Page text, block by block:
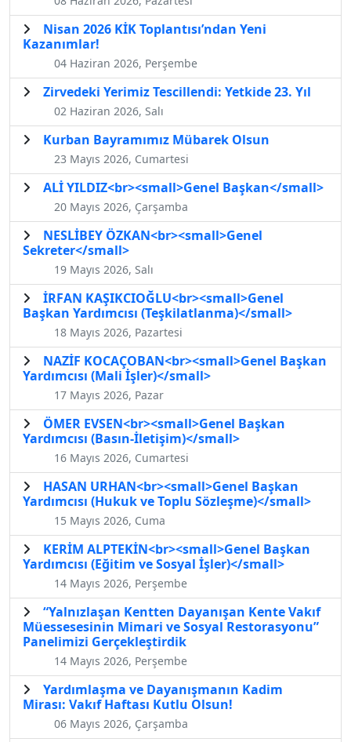
Nisan 2026 KİK Toplantısı’ndan Yeni
Kazanımlar!
04 Haziran 2026, Perşembe
Zirvedeki Yerimiz Tescillendi: Yetkide 23. Yıl
02 Haziran 2026, Salı
Kurban Bayramımız Mübarek Olsun
23 Mayıs 2026, Cumartesi
ALİ YILDIZ<br><small>Genel Başkan</small>
20 Mayıs 2026, Çarşamba
NESLİBEY ÖZKAN<br><small>Genel
Sekreter</small>
19 Mayıs 2026, Salı
İRFAN KAŞIKCIOĞLU<br><small>Genel
Başkan Yardımcısı (Teşkilatlanma)</small>
18 Mayıs 2026, Pazartesi
NAZİF KOCAÇOBAN<br><small>Genel Başkan
Yardımcısı (Mali İşler)</small>
17 Mayıs 2026, Pazar
ÖMER EVSEN<br><small>Genel Başkan
Yardımcısı (Basın-İletişim)</small>
16 Mayıs 2026, Cumartesi
HASAN URHAN<br><small>Genel Başkan
Yardımcısı (Hukuk ve Toplu Sözleşme)</small>
15 Mayıs 2026, Cuma
KERİM ALPTEKİN<br><small>Genel Başkan
Yardımcısı (Eğitim ve Sosyal İşler)</small>
14 Mayıs 2026, Perşembe
“Yalnızlaşan Kentten Dayanışan Kente Vakıf
Müessesesinin Mimari ve Sosyal Restorasyonu”
Panelimizi Gerçekleştirdik
14 Mayıs 2026, Perşembe
Yardımlaşma ve Dayanışmanın Kadim
Mirası: Vakıf Haftası Kutlu Olsun!
06 Mayıs 2026, Çarşamba